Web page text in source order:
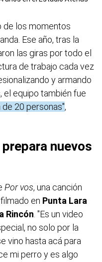
de los momentos
Ese año, tras la
las giras por todo el
de trabajo cada vez
y armando
el equipo también fue
20 personas",
nuevos
Por vos, una canción
en Punta Lara
Rincón . "Es un video
no solo por la
vino hasta acá para
mi perro y es algo